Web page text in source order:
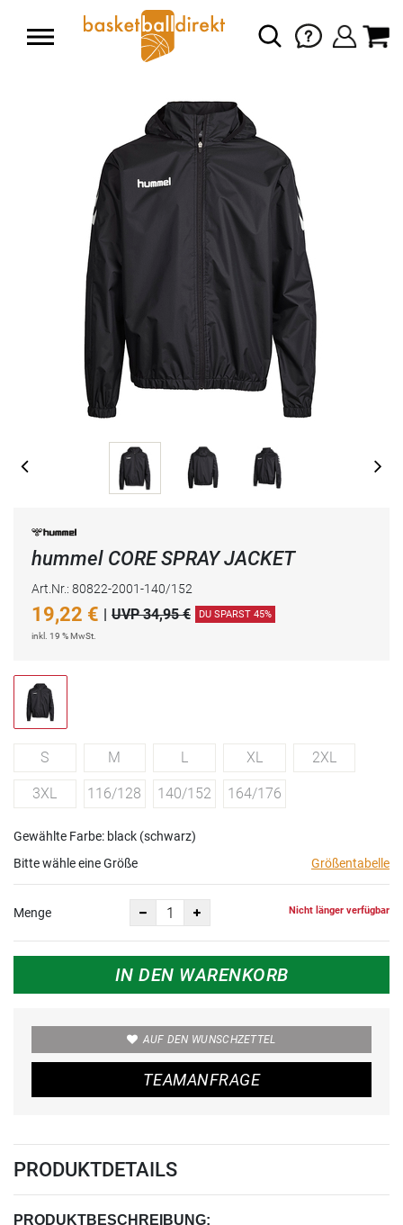
hummel CORE SPRAY JACKET
Art.Nr.: 80822-2001-140/152
19,22 € | UVP 34,95 € DU SPARST 45%
inkl. 19 % MwSt.
S M L XL 2XL
3XL 116/128 140/152 164/176
Gewählte Farbe: black (schwarz)
Bitte wähle eine Größe
Größentabelle
Menge Nicht länger verfügbar
IN DEN WARENKORB
AUF DEN WUNSCHZETTEL
TEAMANFRAGE
PRODUKTDETAILS
PRODUKTBESCHREIBUNG: